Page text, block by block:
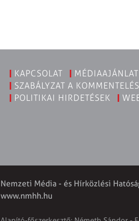
KAPCSOLAT MÉDIAAJÁNLAT
SZABÁLYZAT A
POLITIKAI HIRDETÉSEK
Nemzeti Média - és Hírközlési
www.nmhh.hu